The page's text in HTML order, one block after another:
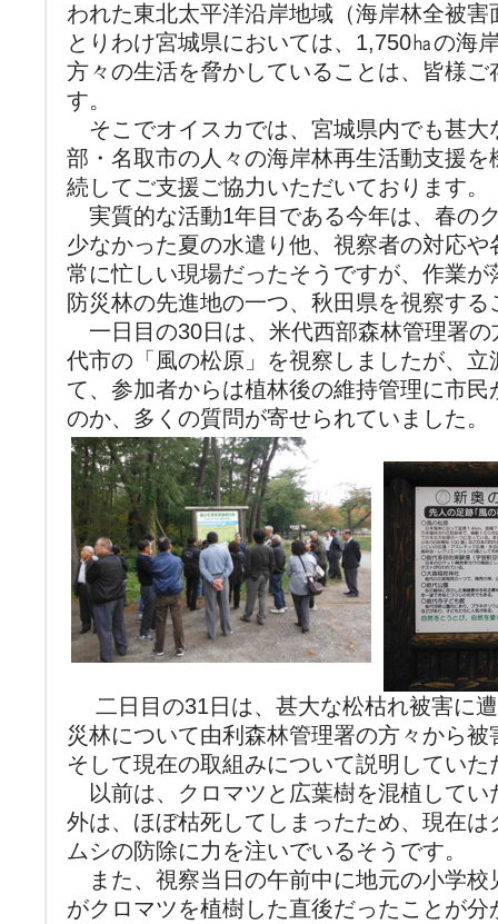
われた東北太平洋沿岸地域（海岸林全被
とりわけ宮城県においては、1,750㏊の海
方々の生活を脅かしていることは、皆様ご
す。
そこでオイスカでは、宮城県内でも甚大
部・名取市の人々の海岸林再生活動支援
続してご支援ご協力いただいております。
実質的な活動1年目である今年は、春の
少なかった夏の水遣り他、視察者の対応
常に忙しい現場だったそうですが、作業
防災林の先進地の一つ、秋田県を視察す
一日目の30日は、米代西部森林管理署の
代市の「風の松原」を視察しましたが、
て、参加者からは植林後の維持管理に市
のか、多くの質問が寄せられていました
二日目の31日は、甚大な松枯れ被害に
災林について由利森林管理署の方々から
そして現在の取組みについて説明していた
以前は、クロマツと広葉樹を混植してい
外は、ほぼ枯死してしまったため、現在
ムシの防除に力を注いでいるそうです。
また、視察当日の午前中に地元の小学校
がクロマツを植樹した直後だったことが